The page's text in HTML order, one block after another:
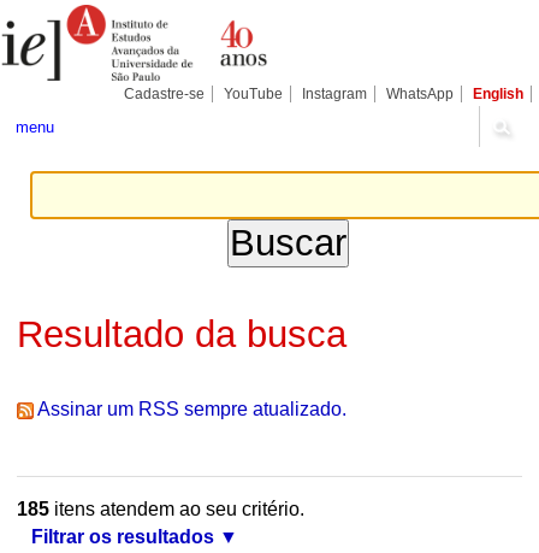
para
conteúdo.
Pessoais
Cadastre-se YouTube Instagram WhatsApp English
menu
Resultado da busca
Assinar um RSS sempre atualizado.
185itens atendem ao seu critério.
Filtrar os resultados